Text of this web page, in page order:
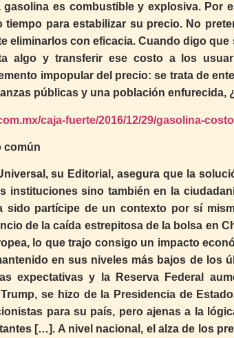
gasolina es combustible y explosiva. Por
tiempo para estabilizar su precio. No
eliminarlos con eficacia. Cuando digo
algo y transferir ese costo a los
impopular del precio: se trata de
públicas y una población enfurecida,
caja-fuerte/2016/12/29/gasolina-
común
su Editorial, asegura que la
instituciones sino también en la
sido partícipe de un contexto por sí
de la caída estrepitosa de la bolsa en
lo que trajo consigo un impacto
en sus niveles más bajos de los
expectativas y la Reserva Federal
se hizo de la Presidencia de
para su país, pero ajenas a la
[…]. A nivel nacional, el alza de los